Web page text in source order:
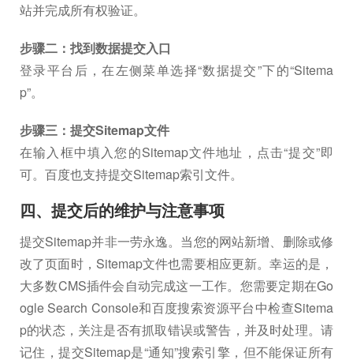
站并完成所有权验证。
步骤二：找到数据提交入口
登录平台后，在左侧菜单选择“数据提交”下的“Sitema
p”。
步骤三：提交Sitemap文件
在输入框中填入您的Sitemap文件地址，点击“提交”即
可。百度也支持提交Sitemap索引文件。
四、提交后的维护与注意事项
提交Sitemap并非一劳永逸。当您的网站新增、删除或修
改了页面时，Sitemap文件也需要相应更新。幸运的是，
大多数CMS插件会自动完成这一工作。您需要定期在Go
ogle Search Console和百度搜索资源平台中检查Sitema
p的状态，关注是否有抓取错误或警告，并及时处理。请
记住，提交Sitemap是“通知”搜索引擎，但不能保证所有